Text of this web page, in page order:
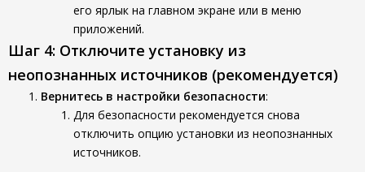
его ярлык на главном экране или в меню
приложений.
Шаг 4: Отключите установку из
неопознанных источников (рекомендуется)
Вернитесь в настройки безопасности:
Для безопасности рекомендуется снова
отключить опцию установки из неопознанных
источников.